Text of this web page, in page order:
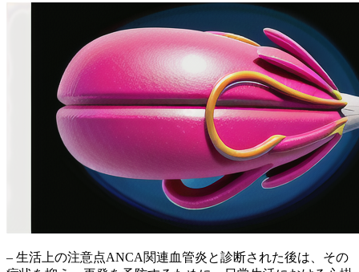
– 生活上の注意点ANCA関連血管炎と診断された後は、その